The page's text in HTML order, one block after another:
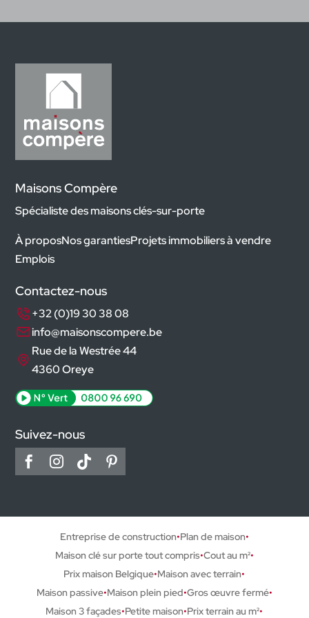
Maisons Compère
Spécialiste des maisons clés-sur-porte
À proposNos garantiesProjets immobiliers à vendre
Emplois
Contactez-nous
+32 (0)19 30 38 08
info@maisonscompere.be
Rue de la Westrée 44
4360 Oreye
Suivez-nous
Entreprise de construction Plan de maison
Maison clé sur porte tout compris Cout au m²
Prix maison Belgique Maison avec terrain
Maison passive Maison plein pied Gros œuvre fermé
Maison 3 façades Petite maison Prix terrain au m²